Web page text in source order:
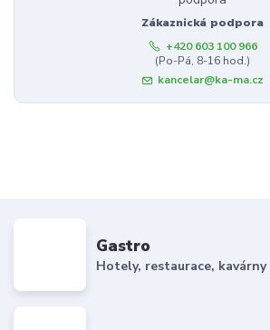
Zákaznická podpora
+420 603 100 966
(Po-Pá, 8-16 hod.)
kancelar@ka-ma.cz
Gastro
Hotely, restaurace, kavárny